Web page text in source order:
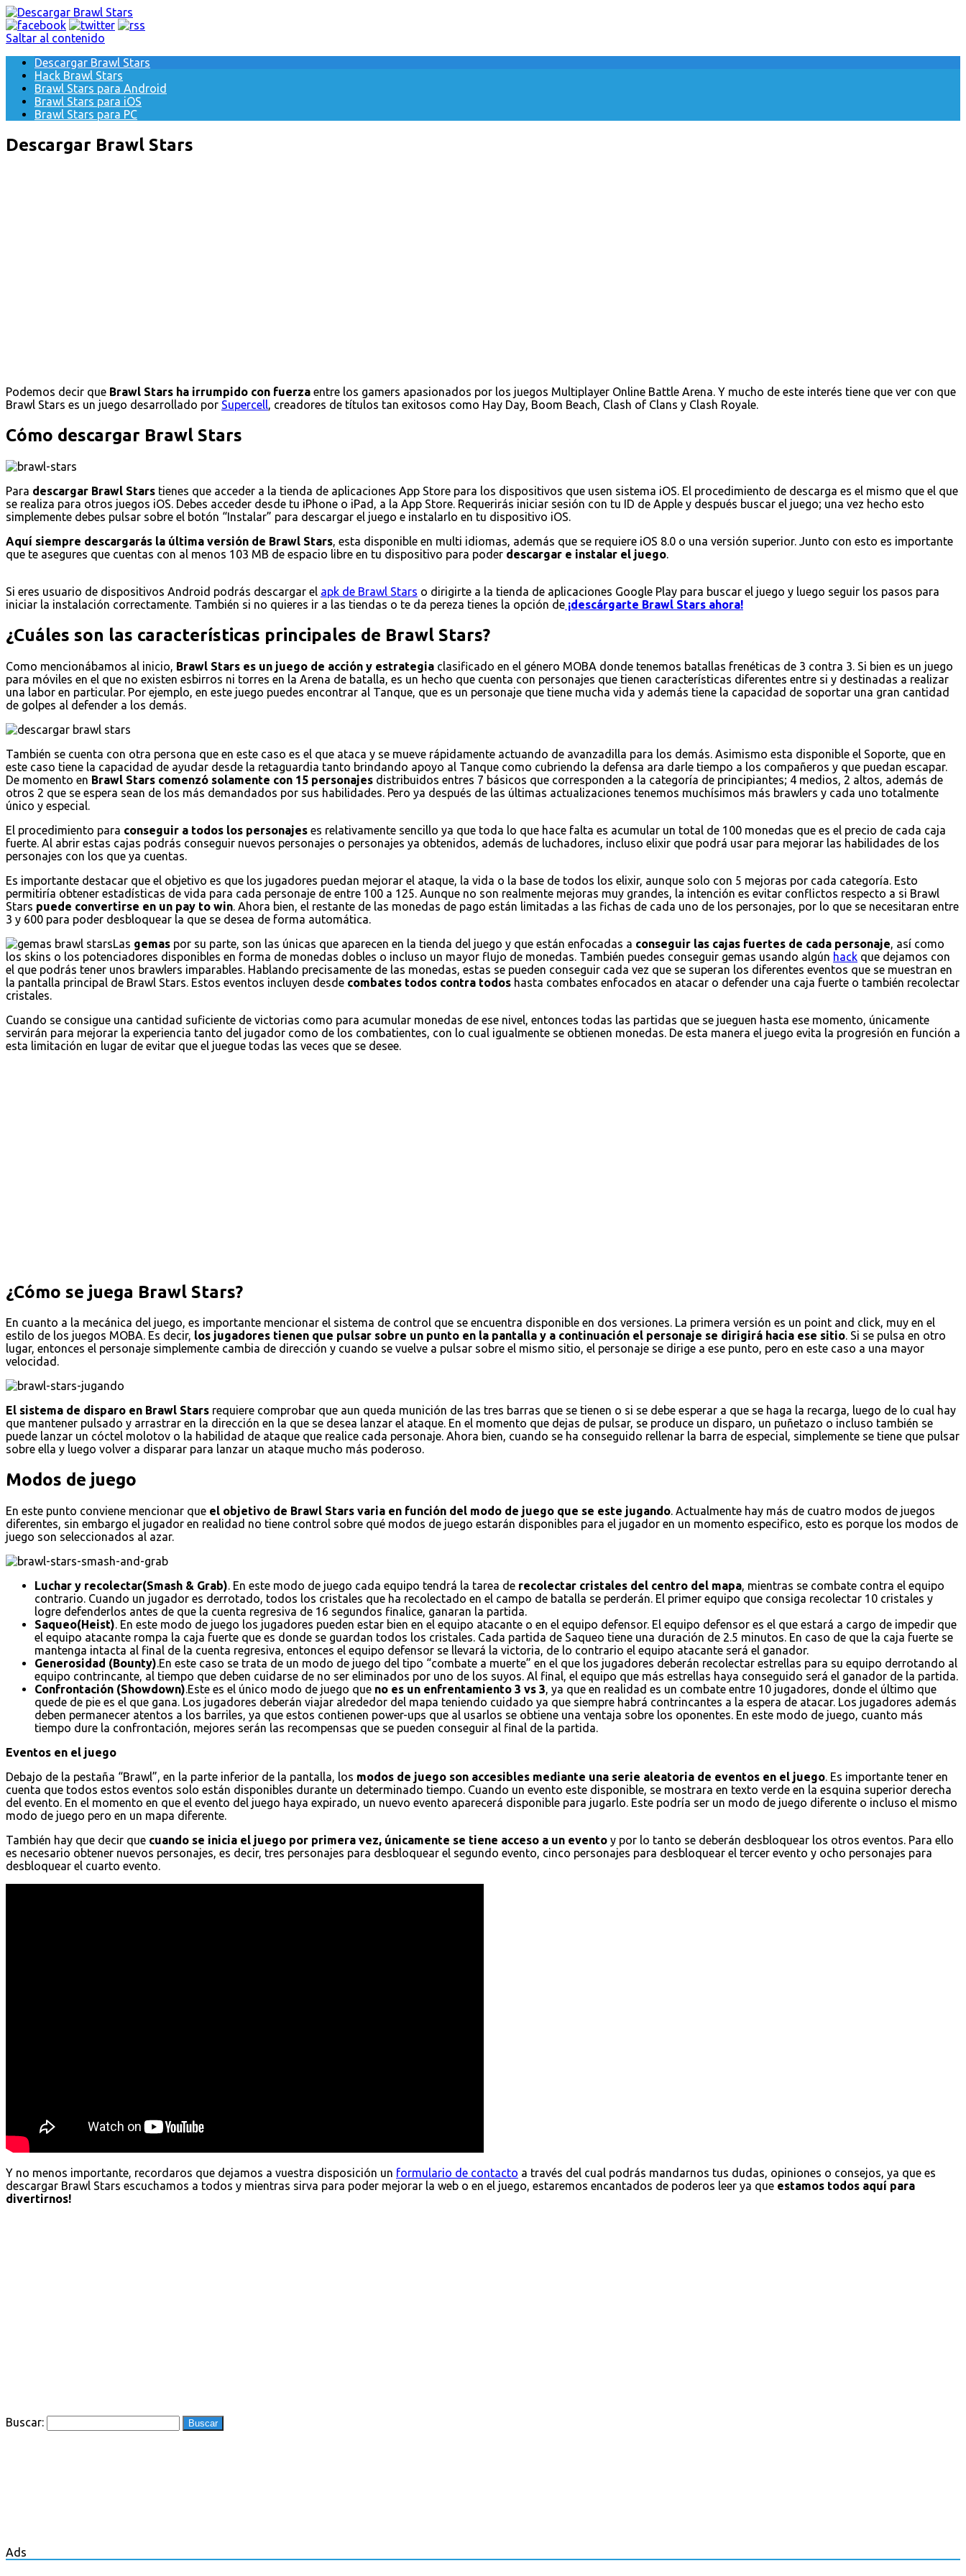
Saltar al contenido
Descargar Brawl Stars
Hack Brawl Stars
Brawl Stars para Android
Brawl Stars para iOS
Brawl Stars para PC
Descargar Brawl Stars
Podemos decir que Brawl Stars ha irrumpido con fuerza entre los gamers apasionados por los juegos Multiplayer Online Battle Arena. Y mucho de este interés tiene que ver con que
Brawl Stars es un juego desarrollado por Supercell, creadores de títulos tan exitosos como Hay Day, Boom Beach, Clash of Clans y Clash Royale.
Cómo descargar Brawl Stars
Para descargar Brawl Stars tienes que acceder a la tienda de aplicaciones App Store para los dispositivos que usen sistema iOS. El procedimiento de descarga es el mismo que el que
se realiza para otros juegos iOS. Debes acceder desde tu iPhone o iPad, a la App Store. Requerirás iniciar sesión con tu ID de Apple y después buscar el juego; una vez hecho esto
simplemente debes pulsar sobre el botón “Instalar” para descargar el juego e instalarlo en tu dispositivo iOS.
Aquí siempre descargarás la última versión de Brawl Stars, esta disponible en multi idiomas, además que se requiere iOS 8.0 o una versión superior. Junto con esto es importante
que te asegures que cuentas con al menos 103 MB de espacio libre en tu dispositivo para poder descargar e instalar el juego.
Si eres usuario de dispositivos Android podrás descargar el apk de Brawl Stars o dirigirte a la tienda de aplicaciones Google Play para buscar el juego y luego seguir los pasos para
iniciar la instalación correctamente. También si no quieres ir a las tiendas o te da pereza tienes la opción de ¡descárgarte Brawl Stars ahora!
¿Cuáles son las características principales de Brawl Stars?
Como mencionábamos al inicio, Brawl Stars es un juego de acción y estrategia clasificado en el género MOBA donde tenemos batallas frenéticas de 3 contra 3. Si bien es un juego
para móviles en el que no existen esbirros ni torres en la Arena de batalla, es un hecho que cuenta con personajes que tienen características diferentes entre si y destinadas a realizar
una labor en particular. Por ejemplo, en este juego puedes encontrar al Tanque, que es un personaje que tiene mucha vida y además tiene la capacidad de soportar una gran cantidad
de golpes al defender a los demás.
También se cuenta con otra persona que en este caso es el que ataca y se mueve rápidamente actuando de avanzadilla para los demás. Asimismo esta disponible el Soporte, que en
este caso tiene la capacidad de ayudar desde la retaguardia tanto brindando apoyo al Tanque como cubriendo la defensa ara darle tiempo a los compañeros y que puedan escapar.
De momento en Brawl Stars comenzó solamente con 15 personajes distribuidos entres 7 básicos que corresponden a la categoría de principiantes; 4 medios, 2 altos, además de
otros 2 que se espera sean de los más demandados por sus habilidades. Pero ya después de las últimas actualizaciones tenemos muchísimos más brawlers y cada uno totalmente
único y especial.
El procedimiento para conseguir a todos los personajes es relativamente sencillo ya que toda lo que hace falta es acumular un total de 100 monedas que es el precio de cada caja
fuerte. Al abrir estas cajas podrás conseguir nuevos personajes o personajes ya obtenidos, además de luchadores, incluso elixir que podrá usar para mejorar las habilidades de los
personajes con los que ya cuentas.
Es importante destacar que el objetivo es que los jugadores puedan mejorar el ataque, la vida o la base de todos los elixir, aunque solo con 5 mejoras por cada categoría. Esto
permitiría obtener estadísticas de vida para cada personaje de entre 100 a 125. Aunque no son realmente mejoras muy grandes, la intención es evitar conflictos respecto a si Brawl
Stars puede convertirse en un pay to win . Ahora bien, el restante de las monedas de pago están limitadas a las fichas de cada uno de los personajes, por lo que se necesitaran entre
3 y 600 para poder desbloquear la que se desea de forma automática.
Las gemas por su parte, son las únicas que aparecen en la tienda del juego y que están enfocadas a conseguir las cajas fuertes de cada personaje , así como
los skins o los potenciadores disponibles en forma de monedas dobles o incluso un mayor flujo de monedas. También puedes conseguir gemas usando algún hack que dejamos con
el que podrás tener unos brawlers imparables. Hablando precisamente de las monedas, estas se pueden conseguir cada vez que se superan los diferentes eventos que se muestran en
la pantalla principal de Brawl Stars. Estos eventos incluyen desde combates todos contra todos hasta combates enfocados en atacar o defender una caja fuerte o también recolectar
cristales.
Cuando se consigue una cantidad suficiente de victorias como para acumular monedas de ese nivel, entonces todas las partidas que se jueguen hasta ese momento, únicamente
servirán para mejorar la experiencia tanto del jugador como de los combatientes, con lo cual igualmente se obtienen monedas. De esta manera el juego evita la progresión en función a
esta limitación en lugar de evitar que el juegue todas las veces que se desee.
¿Cómo se juega Brawl Stars?
En cuanto a la mecánica del juego, es importante mencionar el sistema de control que se encuentra disponible en dos versiones. La primera versión es un point and click, muy en el
estilo de los juegos MOBA. Es decir, los jugadores tienen que pulsar sobre un punto en la pantalla y a continuación el personaje se dirigirá hacia ese sitio. Si se pulsa en otro
lugar, entonces el personaje simplemente cambia de dirección y cuando se vuelve a pulsar sobre el mismo sitio, el personaje se dirige a ese punto, pero en este caso a una mayor
velocidad.
El sistema de disparo en Brawl Stars requiere comprobar que aun queda munición de las tres barras que se tienen o si se debe esperar a que se haga la recarga, luego de lo cual hay
que mantener pulsado y arrastrar en la dirección en la que se desea lanzar el ataque. En el momento que dejas de pulsar, se produce un disparo, un puñetazo o incluso también se
puede lanzar un cóctel molotov o la habilidad de ataque que realice cada personaje. Ahora bien, cuando se ha conseguido rellenar la barra de especial, simplemente se tiene que pulsar
sobre ella y luego volver a disparar para lanzar un ataque mucho más poderoso.
Modos de juego
En este punto conviene mencionar que el objetivo de Brawl Stars varia en función del modo de juego que se este jugando. Actualmente hay más de cuatro modos de juegos
diferentes, sin embargo el jugador en realidad no tiene control sobre qué modos de juego estarán disponibles para el jugador en un momento especifico, esto es porque los modos de
juego son seleccionados al azar.
Luchar y recolectar(Smash & Grab). En este modo de juego cada equipo tendrá la tarea de recolectar cristales del centro del mapa, mientras se combate contra el equipo
contrario. Cuando un jugador es derrotado, todos los cristales que ha recolectado en el campo de batalla se perderán. El primer equipo que consiga recolectar 10 cristales y
logre defenderlos antes de que la cuenta regresiva de 16 segundos finalice, ganaran la partida.
Saqueo(Heist). En este modo de juego los jugadores pueden estar bien en el equipo atacante o en el equipo defensor. El equipo defensor es el que estará a cargo de impedir que
el equipo atacante rompa la caja fuerte que es donde se guardan todos los cristales. Cada partida de Saqueo tiene una duración de 2.5 minutos. En caso de que la caja fuerte se
mantenga intacta al final de la cuenta regresiva, entonces el equipo defensor se llevará la victoria, de lo contrario el equipo atacante será el ganador.
Generosidad (Bounty).En este caso se trata de un modo de juego del tipo “combate a muerte” en el que los jugadores deberán recolectar estrellas para su equipo derrotando al
equipo contrincante, al tiempo que deben cuidarse de no ser eliminados por uno de los suyos. Al final, el equipo que más estrellas haya conseguido será el ganador de la partida.
Confrontación (Showdown).Este es el único modo de juego que no es un enfrentamiento 3 vs 3, ya que en realidad es un combate entre 10 jugadores, donde el último que
quede de pie es el que gana. Los jugadores deberán viajar alrededor del mapa teniendo cuidado ya que siempre habrá contrincantes a la espera de atacar. Los jugadores además
deben permanecer atentos a los barriles, ya que estos contienen power-ups que al usarlos se obtiene una ventaja sobre los oponentes. En este modo de juego, cuanto más
tiempo dure la confrontación, mejores serán las recompensas que se pueden conseguir al final de la partida.
Eventos en el juego
Debajo de la pestaña “Brawl”, en la parte inferior de la pantalla, los modos de juego son accesibles mediante una serie aleatoria de eventos en el juego. Es importante tener en
cuenta que todos estos eventos solo están disponibles durante un determinado tiempo. Cuando un evento este disponible, se mostrara en texto verde en la esquina superior derecha
del evento. En el momento en que el evento del juego haya expirado, un nuevo evento aparecerá disponible para jugarlo. Este podría ser un modo de juego diferente o incluso el mismo
modo de juego pero en un mapa diferente.
También hay que decir que cuando se inicia el juego por primera vez, únicamente se tiene acceso a un evento y por lo tanto se deberán desbloquear los otros eventos. Para ello
es necesario obtener nuevos personajes, es decir, tres personajes para desbloquear el segundo evento, cinco personajes para desbloquear el tercer evento y ocho personajes para
desbloquear el cuarto evento.
Y no menos importante, recordaros que dejamos a vuestra disposición un formulario de contacto a través del cual podrás mandarnos tus dudas, opiniones o consejos, ya que es
descargar Brawl Stars escuchamos a todos y mientras sirva para poder mejorar la web o en el juego, estaremos encantados de poderos leer ya que estamos todos aquí para
divertirnos!
Buscar:
Ads